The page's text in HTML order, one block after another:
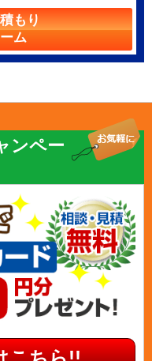
もり
ム
ンペー